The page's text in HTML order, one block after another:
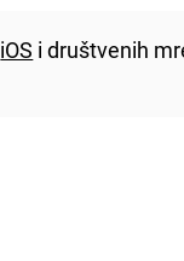
iOS i društvenih